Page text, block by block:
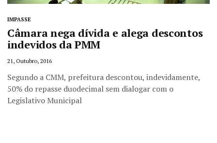
IMPASSE
Câmara nega dívida e alega descontos
indevidos da PMM
21, Outubro, 2016
Segundo a CMM, prefeitura descontou, indevidamente,
50% do repasse duodecimal sem dialogar com o
Legislativo Municipal